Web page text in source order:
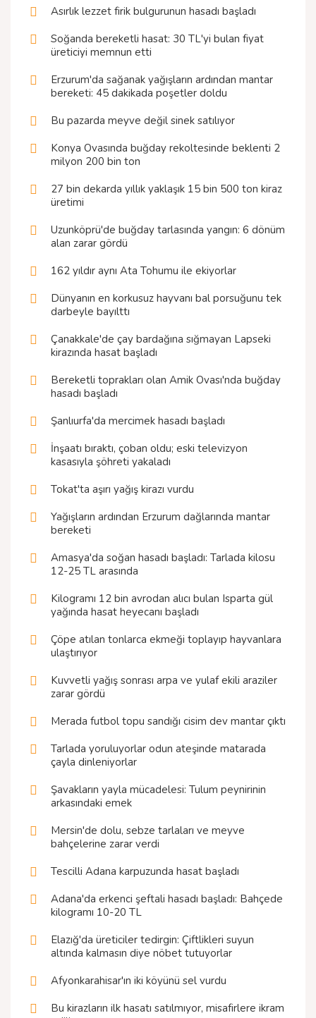
Asırlık lezzet firik bulgurunun hasadı başladı
Soğanda bereketli hasat: 30 TL'yi bulan fiyat
üreticiyi memnun etti
Erzurum'da sağanak yağışların ardından mantar
bereketi: 45 dakikada poşetler doldu
Bu pazarda meyve değil sinek satılıyor
Konya Ovasında buğday rekoltesinde beklenti 2
milyon 200 bin ton
27 bin dekarda yıllık yaklaşık 15 bin 500 ton kiraz
üretimi
Uzunköprü'de buğday tarlasında yangın: 6 dönüm
alan zarar gördü
162 yıldır aynı Ata Tohumu ile ekiyorlar
Dünyanın en korkusuz hayvanı bal porsuğunu tek
darbeyle bayılttı
Çanakkale'de çay bardağına sığmayan Lapseki
kirazında hasat başladı
Bereketli toprakları olan Amik Ovası'nda buğday
hasadı başladı
Şanlıurfa'da mercimek hasadı başladı
İnşaatı bıraktı, çoban oldu; eski televizyon
kasasıyla şöhreti yakaladı
Tokat'ta aşırı yağış kirazı vurdu
Yağışların ardından Erzurum dağlarında mantar
bereketi
Amasya'da soğan hasadı başladı: Tarlada kilosu
12-25 TL arasında
Kilogramı 12 bin avrodan alıcı bulan Isparta gül
yağında hasat heyecanı başladı
Çöpe atılan tonlarca ekmeği toplayıp hayvanlara
ulaştırıyor
Kuvvetli yağış sonrası arpa ve yulaf ekili araziler
zarar gördü
Merada futbol topu sandığı cisim dev mantar çıktı
Tarlada yoruluyorlar odun ateşinde matarada
çayla dinleniyorlar
Şavakların yayla mücadelesi: Tulum peynirinin
arkasındaki emek
Mersin'de dolu, sebze tarlaları ve meyve
bahçelerine zarar verdi
Tescilli Adana karpuzunda hasat başladı
Adana'da erkenci şeftali hasadı başladı: Bahçede
kilogramı 10-20 TL
Elazığ'da üreticiler tedirgin: Çiftlikleri suyun
altında kalmasın diye nöbet tutuyorlar
Afyonkarahisar'ın iki köyünü sel vurdu
Bu kirazların ilk hasatı satılmıyor, misafirlere ikram